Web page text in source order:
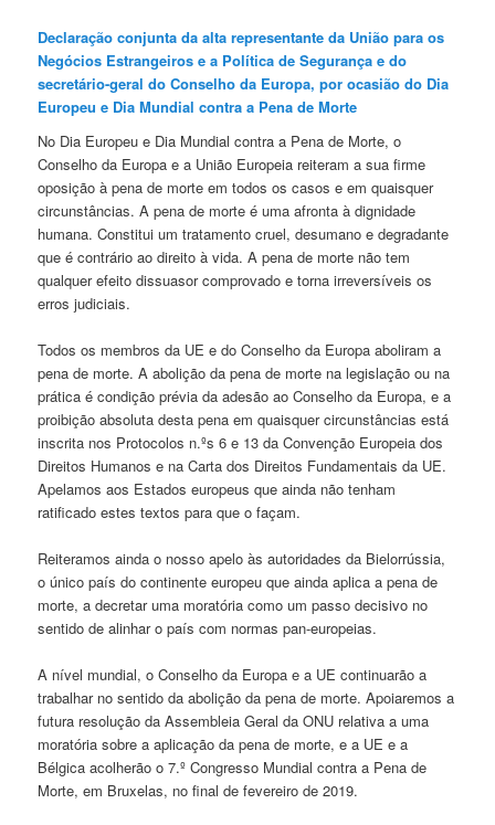
Declaração conjunta da alta representante da União para os
Negócios Estrangeiros e a Política de Segurança e do
secretário-geral do Conselho da Europa, por ocasião do Dia
Europeu e Dia Mundial contra a Pena de Morte
No Dia Europeu e Dia Mundial contra a Pena de Morte, o
Conselho da Europa e a União Europeia reiteram a sua firme
oposição à pena de morte em todos os casos e em quaisquer
circunstâncias. A pena de morte é uma afronta à dignidade
humana. Constitui um tratamento cruel, desumano e degradante
que é contrário ao direito à vida. A pena de morte não tem
qualquer efeito dissuasor comprovado e torna irreversíveis os
erros judiciais.
Todos os membros da UE e do Conselho da Europa aboliram a
pena de morte. A abolição da pena de morte na legislação ou na
prática é condição prévia da adesão ao Conselho da Europa, e a
proibição absoluta desta pena em quaisquer circunstâncias está
inscrita nos Protocolos n.ºs 6 e 13 da Convenção Europeia dos
Direitos Humanos e na Carta dos Direitos Fundamentais da UE.
Apelamos aos Estados europeus que ainda não tenham
ratificado estes textos para que o façam.
Reiteramos ainda o nosso apelo às autoridades da Bielorrússia,
o único país do continente europeu que ainda aplica a pena de
morte, a decretar uma moratória como um passo decisivo no
sentido de alinhar o país com normas pan-europeias.
A nível mundial, o Conselho da Europa e a UE continuarão a
trabalhar no sentido da abolição da pena de morte. Apoiaremos a
futura resolução da Assembleia Geral da ONU relativa a uma
moratória sobre a aplicação da pena de morte, e a UE e a
Bélgica acolherão o 7.º Congresso Mundial contra a Pena de
Morte, em Bruxelas, no final de fevereiro de 2019.